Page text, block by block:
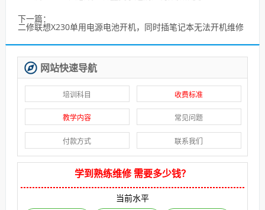
下一篇：
二修联想X230单用电源电池开机，同时插笔记本无法开机维修
网站快速导航
培训科目 收费标准
教学内容 常见问题
付款方式 联系我们
学到熟练维修 需要多少钱？
当前水平